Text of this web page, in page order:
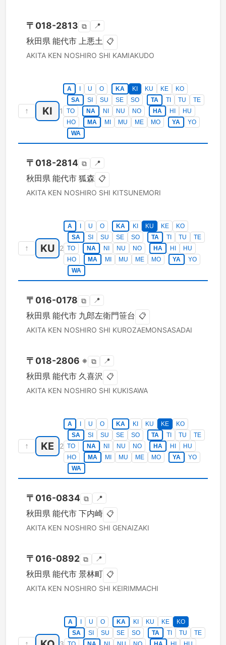
〒 018-2813 ⧉ 📍
秋田県 能代市 上悪土 📋
AKITA KEN NOSHIRO SHI KAMIAKUDO
↑ KI 1
A U O KA KI KU KE
KO
SA
SI SU SE SO TA TI TU
TE
TO
NA NI NU NO HA HI
HU
HO
MA MI MU ME MO YA
YO
WA
〒 018-2814 ⧉ 📍
秋田県 能代市 狐森 📋
AKITA KEN NOSHIRO SHI KITSUNEMORI
↑ KU 2
A U O KA KI KU KE
KO
SA
SI SU SE SO TA TI TU
TE
TO
NA NI NU NO HA HI
HU
HO
MA MI MU ME MO YA
YO
WA
〒 016-0178 ⧉ 📍
秋田県 能代市 九郎左衛門笹台 📋
AKITA KEN NOSHIRO SHI KUROZAEMONSASADAI
〒 018-2806 ※ ⧉ 📍
秋田県 能代市 久喜沢 📋
AKITA KEN NOSHIRO SHI KUKISAWA
↑ KE 2
A U O KA KI KU KE
KO
SA
SI SU SE SO TA TI TU
TE
TO
NA NI NU NO HA HI
HU
HO
MA MI MU ME MO YA
YO
WA
〒 016-0834 ⧉ 📍
秋田県 能代市 下内崎 📋
AKITA KEN NOSHIRO SHI GENAIZAKI
〒 016-0892 ⧉ 📍
秋田県 能代市 景林町 📋
AKITA KEN NOSHIRO SHI KEIRIMMACHI
A U O KA KI KU KE
KO
SA
SI SU SE SO TA TI TU
TE